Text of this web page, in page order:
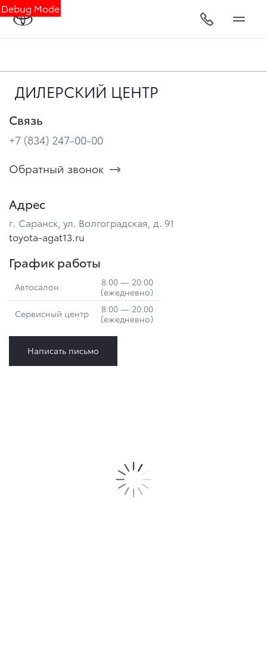
Debug Mode
ДИЛЕРСКИЙ ЦЕНТР
Адрес
г. Саранск, ул. Волгоградская, д. 91
toyota-agat13.ru
График работы
Автосалон
8:00 — 20:00
(ежедневно)
Сервисный центр
8:00 — 20:00
(ежедневно)
Связь
+7 (834) 247-00-00
Обратный звонок
Написать письмо